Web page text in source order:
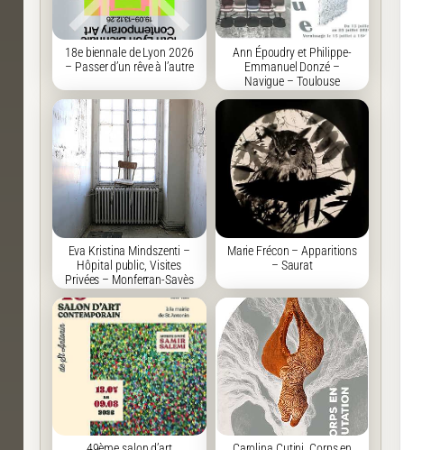
18e biennale de Lyon 2026
– Passer d’un rêve à l’autre
Ann Époudry et Philippe-
Emmanuel Donzé –
Navigue – Toulouse
Eva Kristina Mindszenti –
Hôpital public, Visites
Privées – Monferran-Savès
Marie Frécon – Apparitions
– Saurat